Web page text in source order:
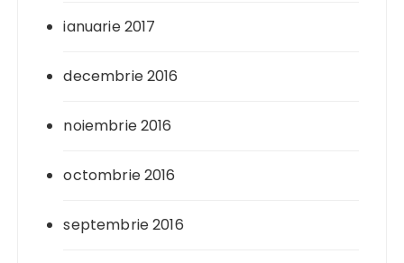
ianuarie 2017
decembrie 2016
noiembrie 2016
octombrie 2016
septembrie 2016